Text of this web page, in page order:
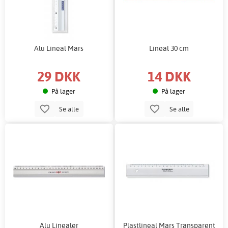
Alu Lineal Mars
29 DKK
På lager
Se alle
Lineal 30 cm
14 DKK
På lager
Se alle
Alu Linealer Plastlineal Mars Transparent